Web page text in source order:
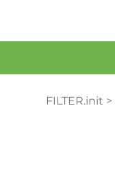
FILTER.init >